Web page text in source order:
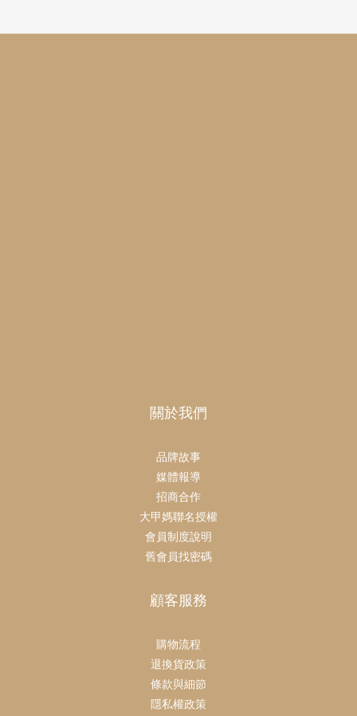
關於我們
品牌故事
媒體報導
招商合作
大甲媽聯名授權
會員制度說明
舊會員找密碼
顧客服務
購物流程
退換貨政策
條款與細節
隱私權政策